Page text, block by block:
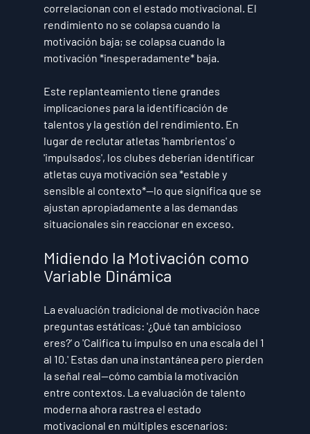
correlacionan con el estado motivacional. El
rendimiento no se colapsa cuando la
motivación baja; se colapsa cuando la
motivación *inesperadamente* baja.
Este replanteamiento tiene grandes
implicaciones para la identificación de
talentos y la gestión del rendimiento. En
lugar de reclutar atletas 'hambrientos' o
'impulsados', los clubes deberían identificar
atletas cuya motivación sea *estable y
sensible al contexto*—lo que significa que se
ajustan apropiadamente a las demandas
situacionales sin reaccionar en exceso.
Midiendo la Motivación como
Variable Dinámica
La evaluación tradicional de motivación hace
preguntas estáticas: '¿Qué tan ambicioso
eres?' o 'Califica tu impulso en una escala del 1
al 10.' Estas dan una instantánea pero pierden
la señal real—cómo cambia la motivación
entre contextos. La evaluación de talento
moderna ahora rastrea el estado
motivacional en múltiples escenarios: